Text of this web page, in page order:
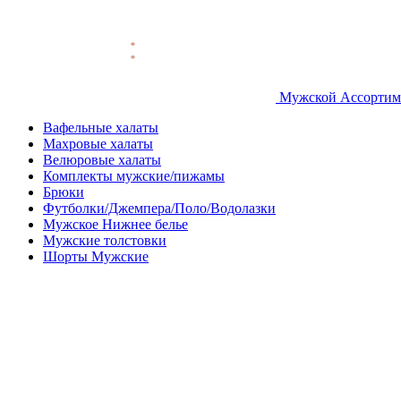
Мужской
Вафельные халаты
Махровые халаты
Велюровые халаты
Комплекты мужские/пижамы
Брюки
Футболки/Джемпера/Поло/Водолазки
Мужское Нижнее белье
Мужские толстовки
Шорты Мужские